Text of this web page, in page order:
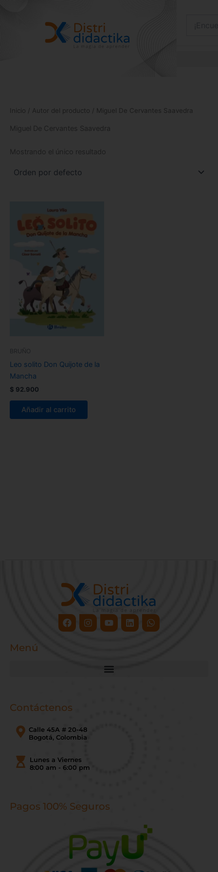
Inicio / Autor del producto / Miguel De Cervantes Saavedra
Miguel De Cervantes Saavedra
Mostrando el único resultado
BRUÑO
Leo solito Don Quijote de la
Mancha
$ 92.900
Añadir al carrito
FacebookInstagram
YoutubeLinkedinWhatsapp
Menú
Contáctenos
Calle 45A # 20-48
Bogotá, Colombia
Lunes a Viernes
8:00 am - 6:00 pm
Pagos 100% Seguros